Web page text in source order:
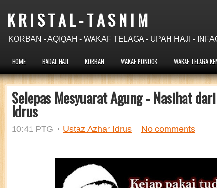
K R I S T A L - T A S N I M
KORBAN - AQIQAH - WAKAF TELAGA - UPAH HAJI -
HOME BADAL HAJI KORBAN WAKAF PONDOK WAKAF TELAGA
Selepas Mesyuarat Agung - Nasihat
Idrus
10:41 PTG Ustaz Azhar Idrus No comments